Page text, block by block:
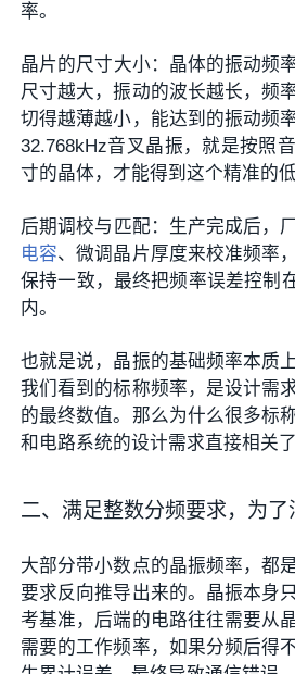
率。
晶片的尺寸大小：晶体的振动频
尺寸越大，振动的波长越长，频
切得越薄越小，能达到的振动频
32.768kHz音叉晶振，就是按照
寸的晶体，才能得到这个精准的低
后期调校与匹配 ：生产完成后，
电容、微调晶片厚度来校准频率
保持一致，最终把频率误差控制
内。
也就是说，晶振的基础频率本质
我们看到的标称频率，是设计需
的最终数值。那么为什么很多标
和电路系统的设计需求直接相关了
二、满足整数分频要求，为了
大部分带小数点的晶振频率，都
要求反向推导出来的。晶振本身
考基准，后端的电路往往需要从
需要的工作频率，如果分频后得